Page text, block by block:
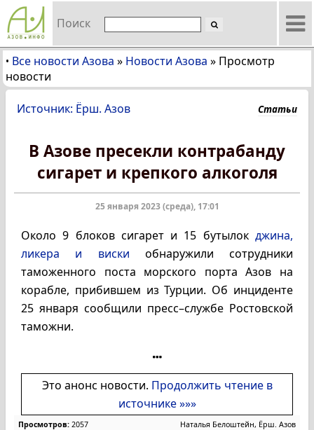
Поиск
• Все новости Азова » Новости Азова » Просмотр
новости
Источник: Ёрш. Азов Статьи
В Азове пресекли контрабанду
сигарет и крепкого алкоголя
25 января 2023 (среда), 17:01
Около 9 блоков сигарет и 15 бутылок джина,
ликера и виски обнаружили сотрудники
таможенного поста морского порта Азов на
корабле, прибившем из Турции. Об инциденте
25 января сообщили пресс–службе Ростовской
таможни.
Это анонс новости. Продолжить чтение в
источнике »»»
Просмотров: 2057 Наталья Белоштейн, Ёрш. Азов